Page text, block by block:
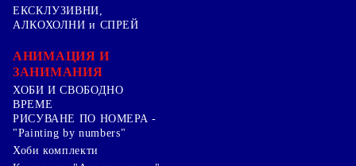
ЕКСКЛУЗИВНИ,
АЛКОХОЛНИ и СПРЕЙ
АНИМАЦИЯ И
ЗАНИМАНИЯ
ХОБИ И СВОБОДНО
ВРЕМЕ
РИСУВАНЕ ПО НОМЕРА -
"Painting by numbers"
Хоби комплекти